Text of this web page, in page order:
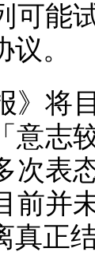
可能
。
》将
意志
次表
前并
真正